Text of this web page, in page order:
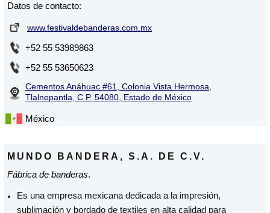
Datos de contacto:
www.festivaldebanderas.com.mx
+52 55 53989863
+52 55 53650623
Cementos Anáhuac #61, Colonia Vista Hermosa,
Tlalnepantla, C.P. 54080, Estado de México
México
MUNDO BANDERA, S.A. DE C.V.
Fábrica de banderas.
Es una empresa mexicana dedicada a la impresión,
sublimación y bordado de textiles en alta calidad para